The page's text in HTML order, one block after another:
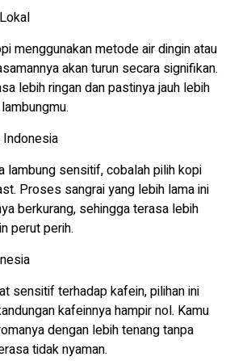
menggunakan metode air dingin atau
akan turun secara signifikan.
lebih ringan dan pastinya jauh lebih
Indonesia
lambung sensitif, cobalah pilih kopi
Proses sangrai yang lebih lama ini
berkurang, sehingga terasa lebih
perut perih.
sensitif terhadap kafein, pilihan ini
kafeinnya hampir nol. Kamu
dengan lebih tenang tanpa
tidak nyaman.